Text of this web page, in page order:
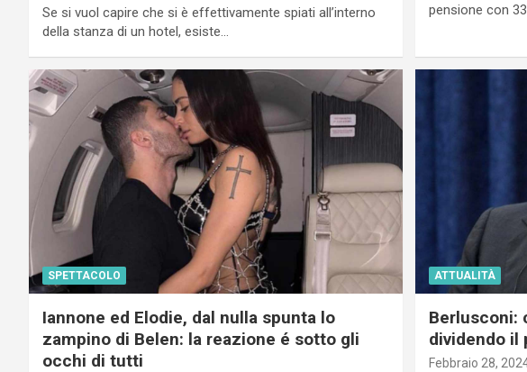
Se si vuol capire che si è effettivamente spiati all’interno
della stanza di un hotel, esiste…
pensione con
SPETTACOLO
Iannone ed Elodie, dal nulla spunta lo
zampino di Belen: la reazione é sotto gli
occhi di tutti
ATTUALITÀ
Berlusconi:
dividendo il
Febbraio 28,